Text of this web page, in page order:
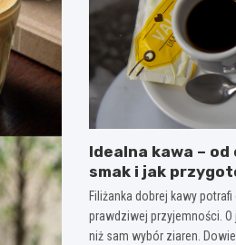
Idealna kawa –
smak i jak
profesjonalista?
Filiżanka dobrej kawy
prawdziwej przyjemności.
niż sam wybór ziaren.